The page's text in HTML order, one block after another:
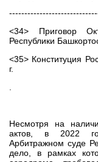
<34> Приговор
Республики
<35> Конституция
г.
Несмотря на
актов, в 2022
Арбитражном суде
дело, в рамках